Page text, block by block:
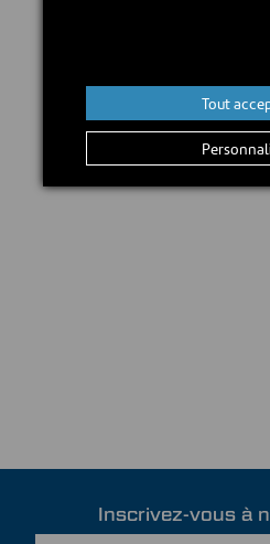
Inscrivez-vous à
Tout